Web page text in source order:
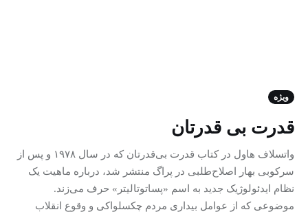
نقشه راه کنشگری
تعاریف
نوشته‌ها
ویژه
قدرت بی قدرتان
واتسلاف هاول در کتاب قدرت بی‌قدرتان که در سال ۱۹۷۸ و پس از
سرکوبی بهار اصلاح‌طلبی در پراگ منتشر شد، درباره ماهیت یک
نظام ایدئولوژیک جدید به اسم «پساتوتالیتر» حرف می‌زند.
موضوعی که از عوامل بیداری مردم چکسلواکی و وقوع انقلاب